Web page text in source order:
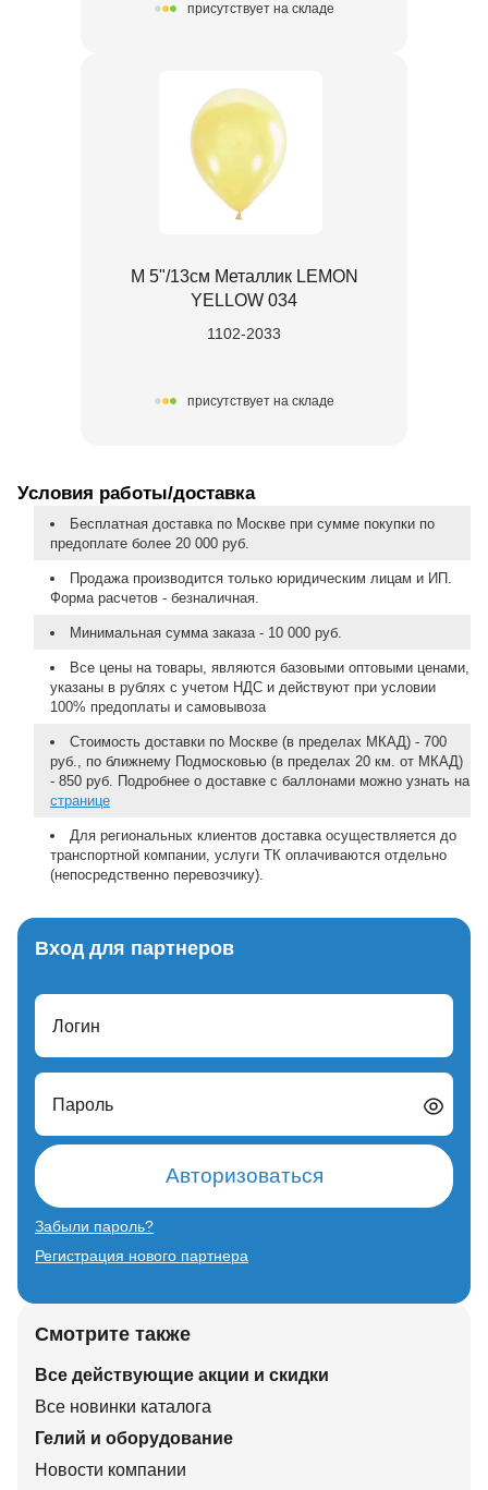
присутствует на складе
М 5"/13см Металлик LEMON
YELLOW 034
1102-2033
присутствует на складе
Условия работы/доставка
Бесплатная доставка по Москве при сумме покупки по
предоплате более 20 000 руб.
Продажа производится только юридическим лицам и ИП.
Форма расчетов - безналичная.
Минимальная сумма заказа - 10 000 руб.
Все цены на товары, являются базовыми оптовыми ценами,
указаны в рублях с учетом НДС и действуют при условии
100% предоплаты и самовывоза
Стоимость доставки по Москве (в пределах МКАД) - 700
руб., по ближнему Подмосковью (в пределах 20 км. от МКАД)
- 850 руб. Подробнее о доставке с баллонами можно узнать на
странице
Для региональных клиентов доставка осуществляется до
транспортной компании, услуги ТК оплачиваются отдельно
(непосредственно перевозчику).
Вход для партнеров
Логин
Пароль
Авторизоваться
Забыли пароль?
Регистрация нового партнера
Смотрите также
Все действующие акции и скидки
Все новинки каталога
Гелий и оборудование
Новости компании